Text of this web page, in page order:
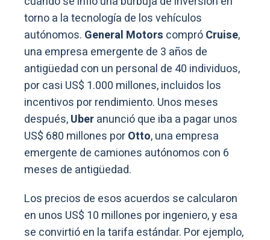
torno a la tecnología de los vehículos
autónomos. General Motors compróCruise,
una empresa emergente de 3 años de
antigüedad con un personal de 40 individuos,
por casi US$ 1.000 millones, incluidos los
incentivos por rendimiento. Unos meses
después,Uberanunció que iba a pagar unos
US$ 680 millones porOtto, una empresa
emergente de camiones autónomos con 6
meses de antigüedad.
Los precios de esos acuerdos se calcularon
en unos US$ 10 millones por ingeniero, y esa
se convirtió en la tarifa estándar. Por ejemplo,